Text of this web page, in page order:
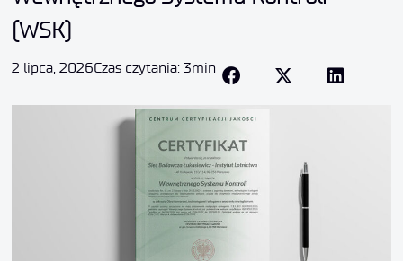
(WSK)
2 lipca, 2026Czas czytania: 3min